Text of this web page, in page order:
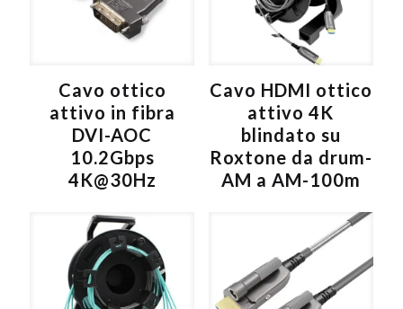
Cavo ottico
attivo in fibra
DVI-AOC
10.2Gbps
4K@30Hz
Cavo HDMI ottico
attivo 4K
blindato su
Roxtone da drum-
AM a AM-100m